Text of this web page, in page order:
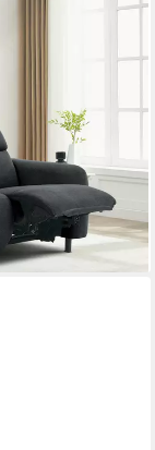
u. elektrische